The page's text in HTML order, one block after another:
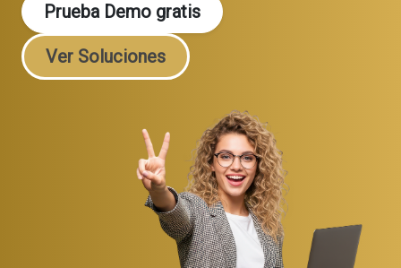
Prueba Demo gratis
Ver Soluciones